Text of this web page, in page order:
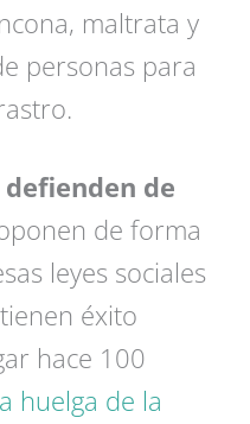
maltrata y
personas para
defienden de
de forma
leyes sociales
éxito
hace 100
huelga de la